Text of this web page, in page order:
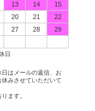
13 14
15
20 21
22
27 28
29
日
はメールの返信、お
みさせていただいて
ます。